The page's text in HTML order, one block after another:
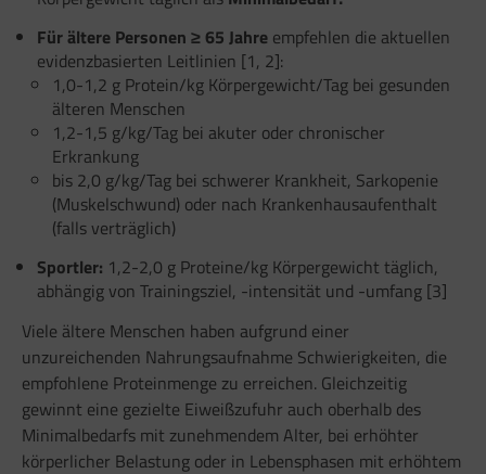
Für ältere Personen ≥ 65 Jahre empfehlen die aktuellen
evidenzbasierten Leitlinien [1, 2]:
1,0-1,2 g Protein/kg Körpergewicht/Tag bei gesunden
älteren Menschen
1,2-1,5 g/kg/Tag bei akuter oder chronischer
Erkrankung
bis 2,0 g/kg/Tag bei schwerer Krankheit, Sarkopenie
(Muskelschwund) oder nach Krankenhausaufenthalt
(falls verträglich)
Sportler: 1,2-2,0 g Proteine/kg Körpergewicht täglich,
abhängig von Trainingsziel, -intensität und -umfang [3]
Viele ältere Menschen haben aufgrund einer
unzureichenden Nahrungsaufnahme Schwierigkeiten, die
empfohlene Proteinmenge zu erreichen. Gleichzeitig
gewinnt eine gezielte Eiweißzufuhr auch oberhalb des
Minimalbedarfs mit zunehmendem Alter, bei erhöhter
körperlicher Belastung oder in Lebensphasen mit erhöhtem